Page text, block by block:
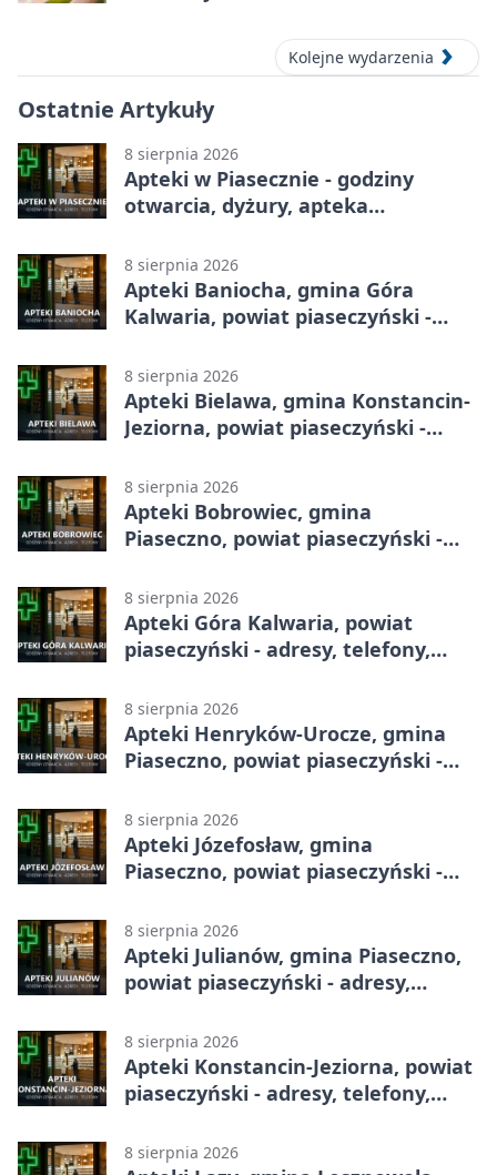
Kolejne wydarzenia
Ostatnie Artykuły
8 sierpnia 2026
Apteki w Piasecznie - godziny
otwarcia, dyżury, apteka
8 sierpnia 2026
Apteki Baniocha, gmina Góra
Kalwaria, powiat piaseczyński -
8 sierpnia 2026
Apteki Bielawa, gmina Konstancin-
Jeziorna, powiat piaseczyński -
8 sierpnia 2026
Apteki Bobrowiec, gmina
Piaseczno, powiat piaseczyński -
8 sierpnia 2026
Apteki Góra Kalwaria, powiat
piaseczyński - adresy, telefony,
8 sierpnia 2026
Apteki Henryków-Urocze, gmina
Piaseczno, powiat piaseczyński -
8 sierpnia 2026
Apteki Józefosław, gmina
Piaseczno, powiat piaseczyński -
8 sierpnia 2026
Apteki Julianów, gmina Piaseczno,
powiat piaseczyński - adresy,
8 sierpnia 2026
Apteki Konstancin-Jeziorna, powiat
piaseczyński - adresy, telefony,
8 sierpnia 2026